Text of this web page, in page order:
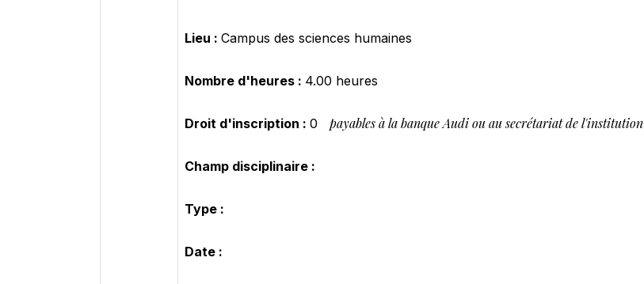
Lieu : Campus des sciences humaines
Nombre d'heures : 4.00 heures
Droit d'inscription : 0 payables à la banque Audi ou au secrétariat de l'institution
Champ disciplinaire :
Type :
Date :